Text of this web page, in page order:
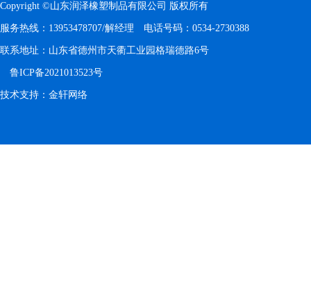
Copyright ©山东润泽橡塑制品有限公司 版权所有
服务热线：13953478707/解经理 电话号码：0534-2730388
联系地址：山东省德州市天衢工业园格瑞德路6号
鲁ICP备2021013523号
技术支持： 金轩网络